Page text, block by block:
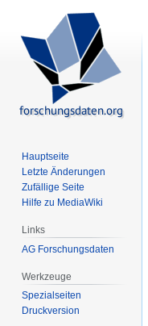
Hauptseite
Letzte Änderungen
Zufällige Seite
Hilfe zu MediaWiki
Links
AG Forschungsdaten
Werkzeuge
Spezialseiten
Druckversion